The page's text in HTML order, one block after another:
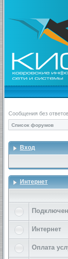
Сообщения без
Список форумов
Вход
Интернет
Интернет
Оплата